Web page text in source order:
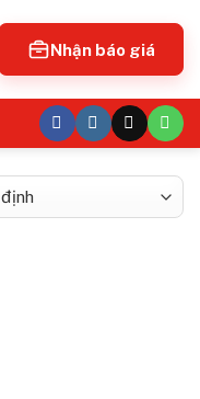
Nhận báo giá